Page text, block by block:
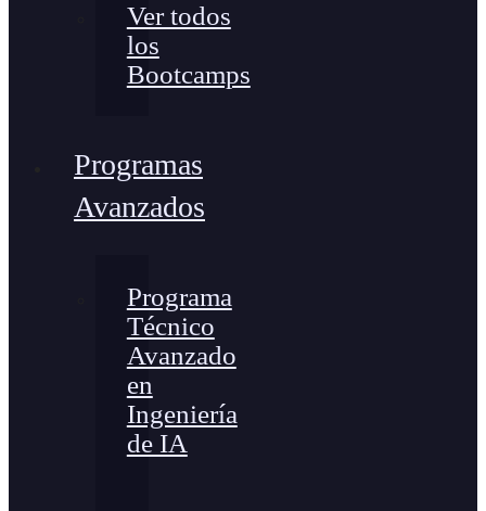
Ver todos
los
Bootcamps
Programas
Avanzados
Programa
Técnico
Avanzado
en
Ingeniería
de IA